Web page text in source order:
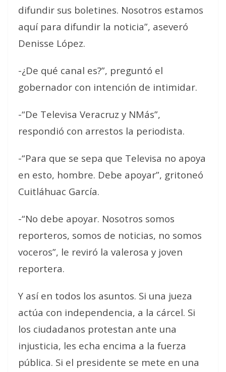
difundir sus boletines. Nosotros estamos
aquí para difundir la noticia”, aseveró
Denisse López.
-¿De qué canal es?”, preguntó el
gobernador con intención de intimidar.
-“De Televisa Veracruz y NMás”,
respondió con arrestos la periodista.
-“Para que se sepa que Televisa no apoya
en esto, hombre. Debe apoyar”, gritoneó
Cuitláhuac García.
-“No debe apoyar. Nosotros somos
reporteros, somos de noticias, no somos
voceros”, le reviró la valerosa y joven
reportera.
Y así en todos los asuntos. Si una jueza
actúa con independencia, a la cárcel. Si
los ciudadanos protestan ante una
injusticia, les echa encima a la fuerza
pública. Si el presidente se mete en una